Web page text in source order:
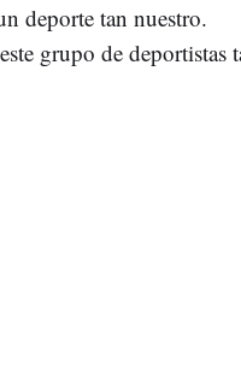
deporte tan nuestro.
grupo de deportistas